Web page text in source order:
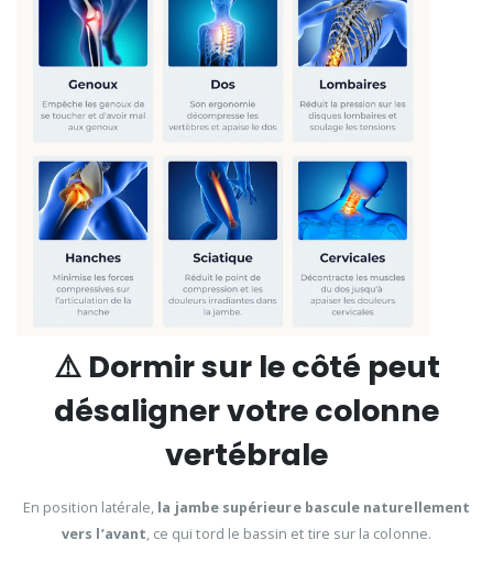
⚠️ Dormir sur le côté peut
désaligner votre colonne
vertébrale
En position latérale, la jambe supérieure bascule naturellement
vers l’avant, ce qui tord le bassin et tire sur la colonne.